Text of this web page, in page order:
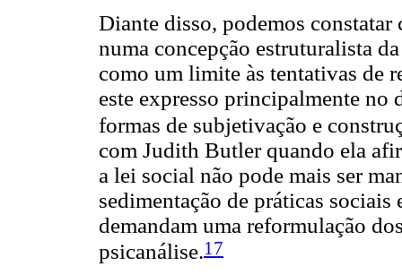
Diante disso, podemos
numa concepção estruturalista
como um limite às tentativas de
este expresso principalmente no
formas de subjetivação e
com Judith Butler quando ela
a lei social não pode mais ser
sedimentação de práticas sociais
demandam uma reformulação
psicanálise.17